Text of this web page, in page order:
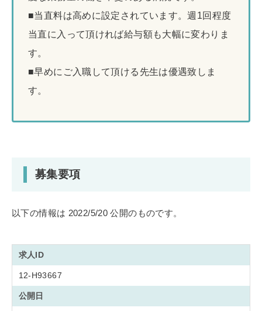
■当直料は高めに設定されています。週1回程度
当直に入って頂ければ給与額も大幅に変わりま
す。
■早めにご入職して頂ける先生は優遇致しま
す。
募集要項
以下の情報は 2022/5/20 公開のものです。
求人ID
12-H93667
公開日